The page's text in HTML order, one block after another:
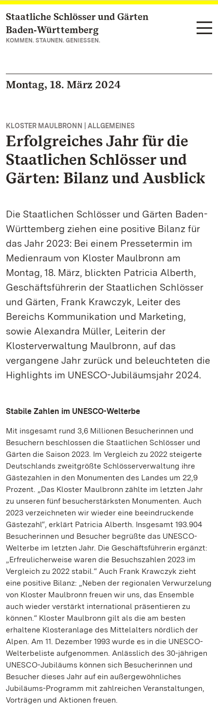
Zum Hauptinhalt springen
Staatliche Schlösser und Gärten
Baden‑Württemberg
KOMMEN. STAUNEN. GENIESSEN.
Montag, 18. März 2024
KLOSTER MAULBRONN | ALLGEMEINES
Erfolgreiches Jahr für die
Staatlichen Schlösser und
Gärten: Bilanz und Ausblick
Die Staatlichen Schlösser und Gärten Baden-
Württemberg ziehen eine positive Bilanz für
das Jahr 2023: Bei einem Pressetermin im
Medienraum von Kloster Maulbronn am
Montag, 18. März, blickten Patricia Alberth,
Geschäftsführerin der Staatlichen Schlösser
und Gärten, Frank Krawczyk, Leiter des
Bereichs Kommunikation und Marketing,
sowie Alexandra Müller, Leiterin der
Klosterverwaltung Maulbronn, auf das
vergangene Jahr zurück und beleuchteten die
Highlights im UNESCO-Jubiläumsjahr 2024.
Stabile Zahlen im UNESCO-Welterbe
Mit insgesamt rund 3,6 Millionen Besucherinnen und
Besuchern beschlossen die Staatlichen Schlösser und
Gärten die Saison 2023. Im Vergleich zu 2022 steigerte
Deutschlands zweitgrößte Schlösserverwaltung ihre
Gästezahlen in den Monumenten des Landes um 22,9
Prozent. „Das Kloster Maulbronn zählte im letzten Jahr
zu unseren fünf besucherstärksten Monumenten. Auch
2023 verzeichneten wir wieder eine beeindruckende
Gästezahl“, erklärt Patricia Alberth. Insgesamt 193.904
Besucherinnen und Besucher begrüßte das UNESCO-
Welterbe im letzten Jahr. Die Geschäftsführerin ergänzt:
„Erfreulicherweise waren die Besuchszahlen 2023 im
Vergleich zu 2022 stabil.“ Auch Frank Krawczyk zieht
eine positive Bilanz: „Neben der regionalen Verwurzelung
von Kloster Maulbronn freuen wir uns, das Ensemble
auch wieder verstärkt international präsentieren zu
können.“ Kloster Maulbronn gilt als die am besten
erhaltene Klosteranlage des Mittelalters nördlich der
Alpen. Am 11. Dezember 1993 wurde es in die UNESCO-
Welterbeliste aufgenommen. Anlässlich des 30-jährigen
UNESCO-Jubiläums können sich Besucherinnen und
Besucher dieses Jahr auf ein außergewöhnliches
Jubiläums-Programm mit zahlreichen Veranstaltungen,
Vorträgen und Aktionen freuen.